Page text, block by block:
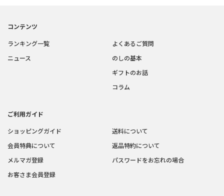
コンテンツ
ランキング一覧
ニュース
よくあるご質問
のしの基本
ギフトのお話
コラム
ご利用ガイド
ショッピングガイド
会員特典について
メルマガ登録
お客さま会員登録
送料について
返品特約について
パスワードをお忘れの場合